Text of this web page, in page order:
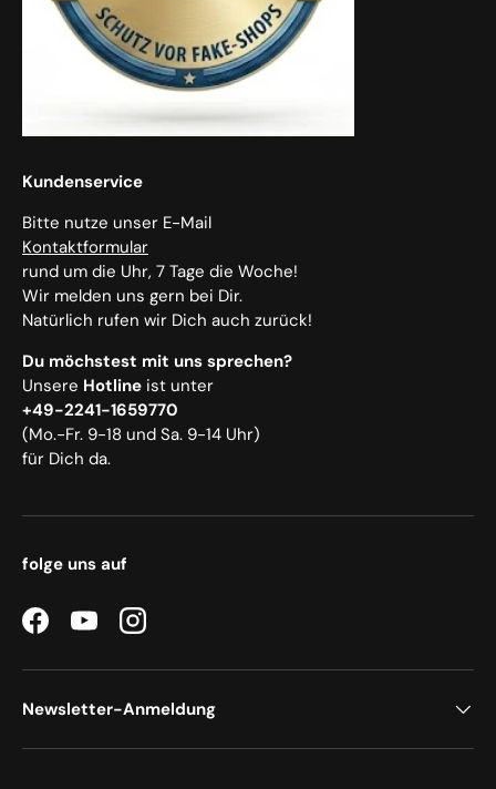
Kundenservice
Bitte nutze unser E-Mail
Kontaktformular
rund um die Uhr, 7 Tage die Woche!
Wir melden uns gern bei Dir.
Natürlich rufen wir Dich auch zurück!
Du möchstest mit uns sprechen?
Unsere Hotline ist unter
+49-2241-1659770
(Mo.-Fr. 9-18 und Sa. 9-14 Uhr)
für Dich da.
folge uns auf
FacebookYouTubeInstagram
Newsletter-Anmeldung